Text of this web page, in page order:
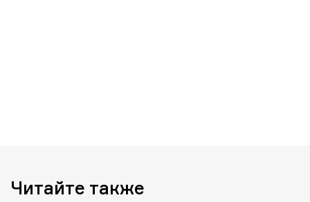
Читайте также